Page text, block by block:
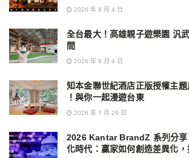
2026 年 8 月 4 日
全台最大！高雄親子遊樂園 汎
間
2026 年 8 月 4 日
知本金聯世紀酒店正版授權主
！與你一起漫遊台東
2026 年 7 月 29 日
2026 Kantar BrandZ 系列分享
化時代：贏家如何創造差異化，